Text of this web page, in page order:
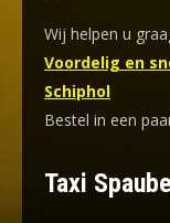
Wij helpen u
Voordelig en
Schiphol
Bestel in een
Taxi